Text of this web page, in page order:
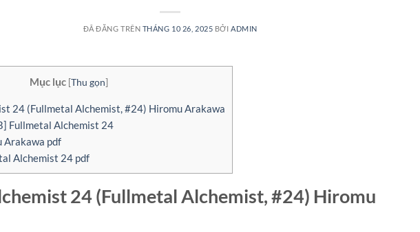
ĐÃ ĐĂNG TRÊN THÁNG 10 26, 2025 BỞI ADMIN
Mục lục [Thu gọn]
24 (Fullmetal Alchemist, #24) Hiromu Arakawa
Fullmetal Alchemist 24
Arakawa pdf
Alchemist 24 pdf
24 (Fullmetal Alchemist, #24) Hiromu